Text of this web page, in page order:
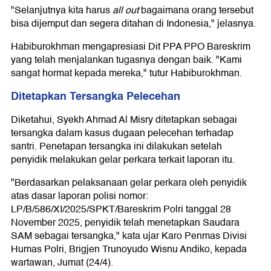
"Selanjutnya kita harusall outbagaimana orang tersebut
bisa dijemput dan segera ditahan di Indonesia," jelasnya.
Habiburokhman mengapresiasi Dit PPA PPO Bareskrim
yang telah menjalankan tugasnya dengan baik. "Kami
sangat hormat kepada mereka," tutur Habiburokhman.
Ditetapkan Tersangka Pelecehan
Diketahui, Syekh Ahmad Al Misry ditetapkan sebagai
tersangka dalam kasus dugaan pelecehan terhadap
santri. Penetapan tersangka ini dilakukan setelah
penyidik melakukan gelar perkara terkait laporan itu.
"Berdasarkan pelaksanaan gelar perkara oleh penyidik
atas dasar laporan polisi nomor:
LP/B/586/XI/2025/SPKT/Bareskrim Polri tanggal 28
November 2025, penyidik telah menetapkan Saudara
SAM sebagai tersangka," kata ujar Karo Penmas Divisi
Humas Polri, Brigjen Trunoyudo Wisnu Andiko, kepada
wartawan, Jumat (24/4).